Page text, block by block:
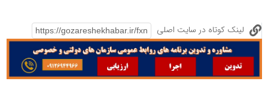
لینک کوتاه در سایت اصلی